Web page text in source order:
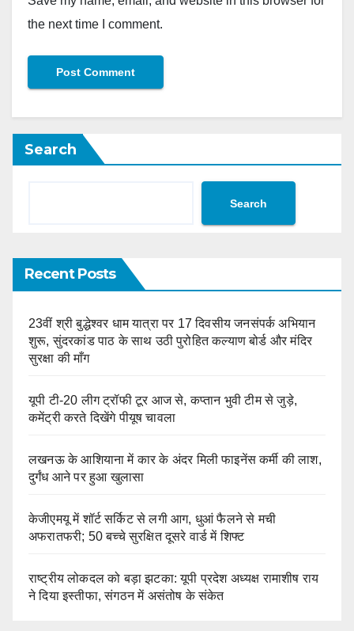
the next time I comment.
Search
Search
Recent Posts
23वीं श्री बुद्धेश्वर धाम यात्रा पर 17 दिवसीय जनसंपर्क अभियान
शुरू, सुंदरकांड पाठ के साथ उठी पुरोहित कल्याण बोर्ड और मंदिर
सुरक्षा की माँग
यूपी टी-20 लीग ट्रॉफी टूर आज से, कप्तान भुवी टीम से जुड़े,
कमेंट्री करते दिखेंगे पीयूष चावला
लखनऊ के आशियाना में कार के अंदर मिली फाइनेंस कर्मी की लाश,
दुर्गंध आने पर हुआ खुलासा
केजीएमयू में शॉर्ट सर्किट से लगी आग, धुआं फैलने से मची
अफरातफरी; 50 बच्चे सुरक्षित दूसरे वार्ड में शिफ्ट
राष्ट्रीय लोकदल को बड़ा झटका: यूपी प्रदेश अध्यक्ष रामाशीष राय
ने दिया इस्तीफा, संगठन में असंतोष के संकेत